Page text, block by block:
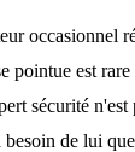
occasionnel
pointue est rare
sécurité
besoin de lui